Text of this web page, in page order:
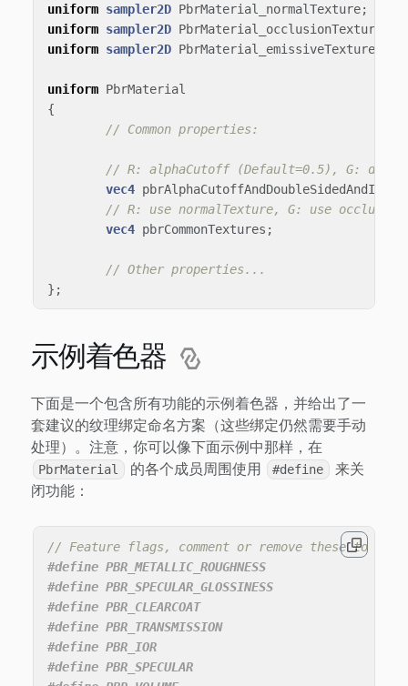
uniform sampler2D PbrMaterial_normalTexture;
uniform sampler2D PbrMaterial_occlusionTexture
uniform sampler2D PbrMaterial_emissiveTexture
uniform PbrMaterial
{
// Common properties:
// R: alphaCutoff (Default=0.5), G:
vec4
// R: use normalTexture, G: use
vec4 pbrCommonTextures ;
// Other properties...
};
示例着色器
下面是一个包含所有功能的示例着色器，并给出了一
套建议的纹理绑定命名方案（这些绑定仍然需要手动
处理）。注意，你可以像下面示例中那样，在
PbrMaterial 的各个成员周围使用 #define
来关
闭功能：
// Feature flags, comment or remove these to slim
#define PBR_METALLIC_ROUGHNESS
#define PBR_SPECULAR_GLOSSINESS
#define PBR_CLEARCOAT
#define PBR_TRANSMISSION
#define PBR_IOR
#define PBR_SPECULAR